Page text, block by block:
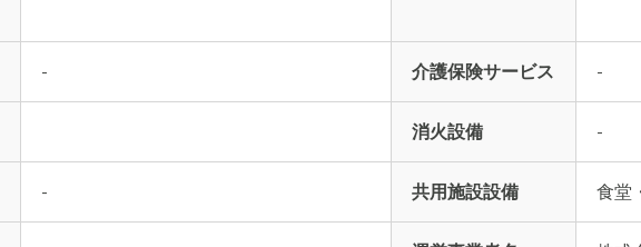
- 介護保険サービス -
消火設備 -
- 共用施設設備 食堂